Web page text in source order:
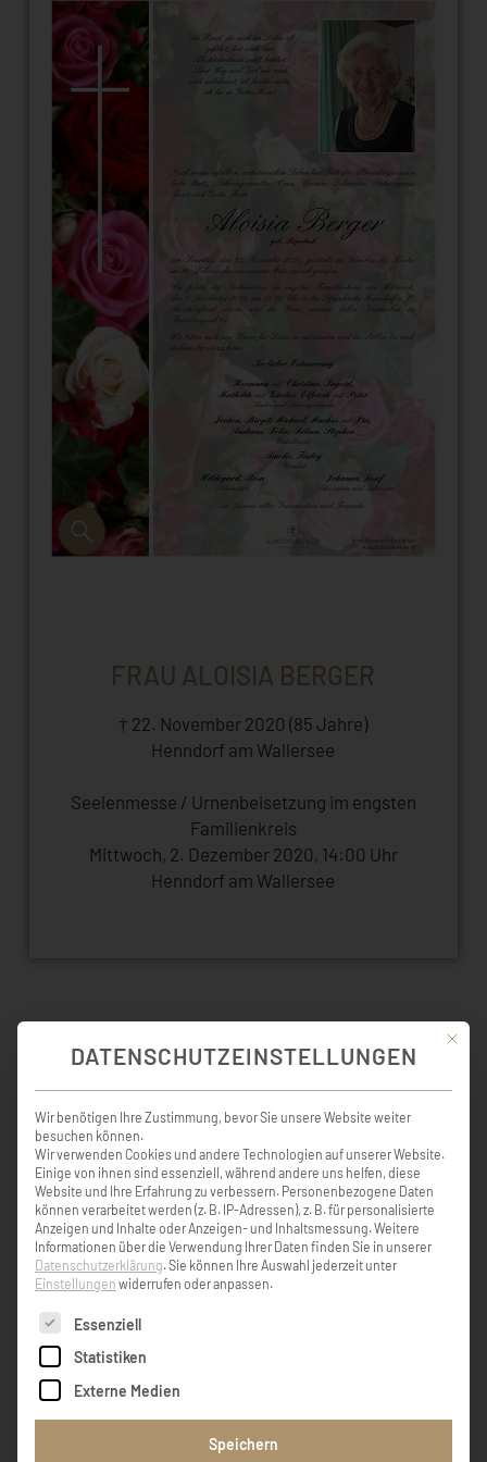
FRAU ALOISIA BERGER
† 22. November 2020 (85 Jahre)
Henndorf am Wallersee
Seelenmesse / Urnenbeisetzung im engsten
Familienkreis
Mittwoch, 2. Dezember 2020, 14:00 Uhr
Henndorf am Wallersee
KONDOLENZBUCH ( 10 )
Wer im Gedächtnis seiner Lieben lebt, der ist
nicht tot, der ist nur fern, tot ist nur, wer
vergessen wird! Pfiati Tante und Ruhe in
Frieden! Heidi u. Günter
Günter Kiefer
Für unsere Augen bist du nicht mehr
sichtbar, aber immer noch für unsere Herzen.
Reinhard und Elisabeth
Mit
DATENSCHUTZEINSTELLUNGEN
Wir benötigen Ihre Zustimmung, bevor Sie unsere Website weiter
besuchen können.
Wir verwenden Cookies und andere Technologien auf unserer Website.
Einige von ihnen sind essenziell, während andere uns helfen, diese
Website und Ihre Erfahrung zu verbessern. Personenbezogene Daten
können verarbeitet werden (z. B. IP-Adressen), z. B. für personalisierte
Anzeigen und Inhalte oder Anzeigen- und Inhaltsmessung.Weitere
Informationen über die Verwendung Ihrer Daten finden Sie in unserer
Datenschutzerklärung.Sie können Ihre Auswahl jederzeit unter
Einstellungen widerrufen oder anpassen.
Es folgt eine Liste der Service-Gruppen, für die eine
Essenziell
Statistiken
Externe Medien
Speichern